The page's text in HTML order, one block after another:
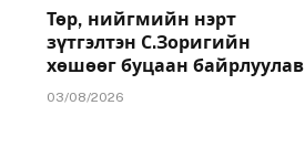
Төр, нийгмийн нэрт
зүтгэлтэн С.Зоригийн
хөшөөг буцаан байрлуулав
03/08/2026